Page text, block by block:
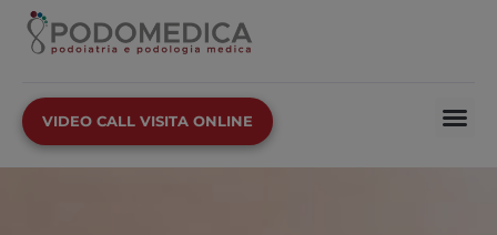
VIDEO CALL VISITA ONLINE